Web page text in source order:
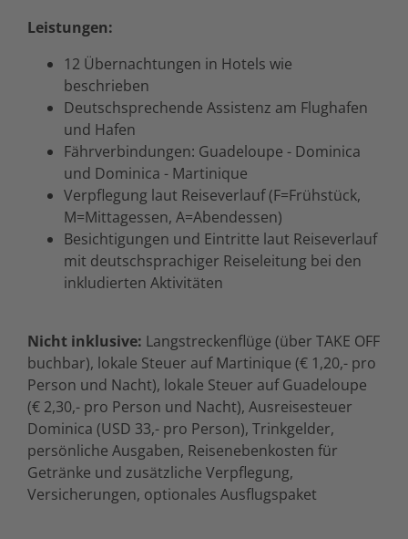
Leistungen:
12 Übernachtungen in Hotels wie
beschrieben
Deutschsprechende Assistenz am Flughafen
und Hafen
Fährverbindungen: Guadeloupe - Dominica
und Dominica - Martinique
Verpflegung laut Reiseverlauf (F=Frühstück,
M=Mittagessen, A=Abendessen)
Besichtigungen und Eintritte laut Reiseverlauf
mit deutschsprachiger Reiseleitung bei den
inkludierten Aktivitäten
Nicht inklusive: Langstreckenflüge (über TAKE OFF
buchbar), lokale Steuer auf Martinique (€ 1,20,- pro
Person und Nacht), lokale Steuer auf Guadeloupe
(€ 2,30,- pro Person und Nacht), Ausreisesteuer
Dominica (USD 33,- pro Person), Trinkgelder,
persönliche Ausgaben, Reisenebenkosten für
Getränke und zusätzliche Verpflegung,
Versicherungen, optionales Ausflugspaket